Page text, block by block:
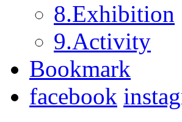
8.Exhibition
9.Activity
Bookmark
facebook